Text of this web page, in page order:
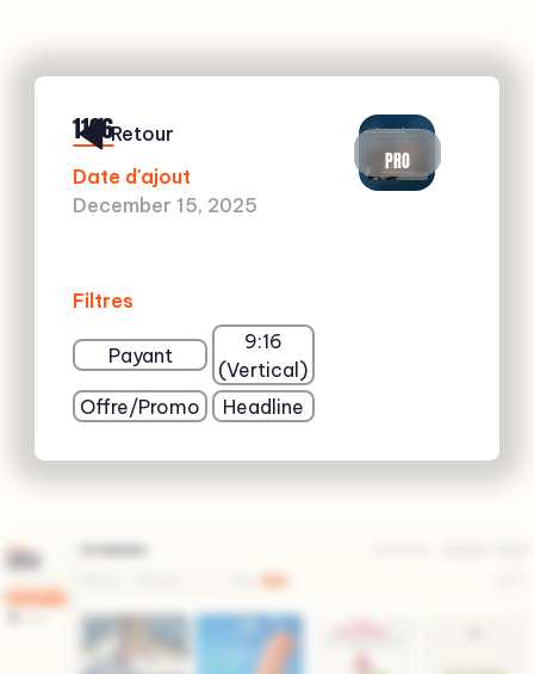
1106
Date d'ajout
December 15, 2025
Filtres
Payant
9:16
(Vertical)
Offre/Promo
Headline
PRO
Retour